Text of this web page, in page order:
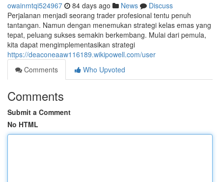
owainmtqi524967 84 days ago News
Discuss
Perjalanan menjadi seorang trader profesional tentu penuh
tantangan. Namun dengan menemukan strategi kelas emas yang
tepat, peluang sukses semakin berkembang. Mulai dari pemula,
kita dapat mengimplementasikan strategi
https://deaconeaaw116189.wikipowell.com/user
Comments
Who Upvoted
Comments
Submit a Comment
No HTML